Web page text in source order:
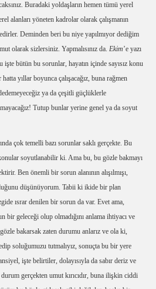
Buradaki yoldaşların hemen tümü yerel
alanları yöneten kadrolar olarak çalışmanın
Deminden beri bu niye yapılmıyor dediğim
olarak sizlersiniz. Yapmalısınız da. Ekim’e yazı
bütün bu sorunlar, hayatın içinde sayısız konu
yıllar boyunca çalışacağız, buna rağmen
ya da çeşitli güçlüklerle
Tutup bunlar yerine genel ya da soyut
çok temelli bazı sorunlar saklı gerçekte. Bu
soyutlanabilir ki. Ama bu, bu gözle bakmayı
Ben önemli bir sorun alanının alışılmışı,
düşünüyorum. Tabii ki ikide bir plan
ısrar denilen bir sorun da var. Evet ama,
bir geleceği olup olmadığını anlama ihtiyacı ve
bakarsak zaten durumu anlarız ve ola ki,
soluğumuzu tutmalıyız, sonuçta bu bir yere
işte belirtiler, dolayısıyla da sabır deriz ve
gerçekten umut kırıcıdır, buna ilişkin ciddi